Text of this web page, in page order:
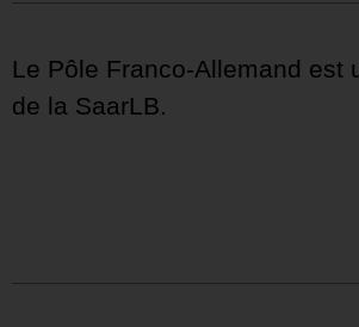
Le Pôle Franco-Allemand est
de la SaarLB.